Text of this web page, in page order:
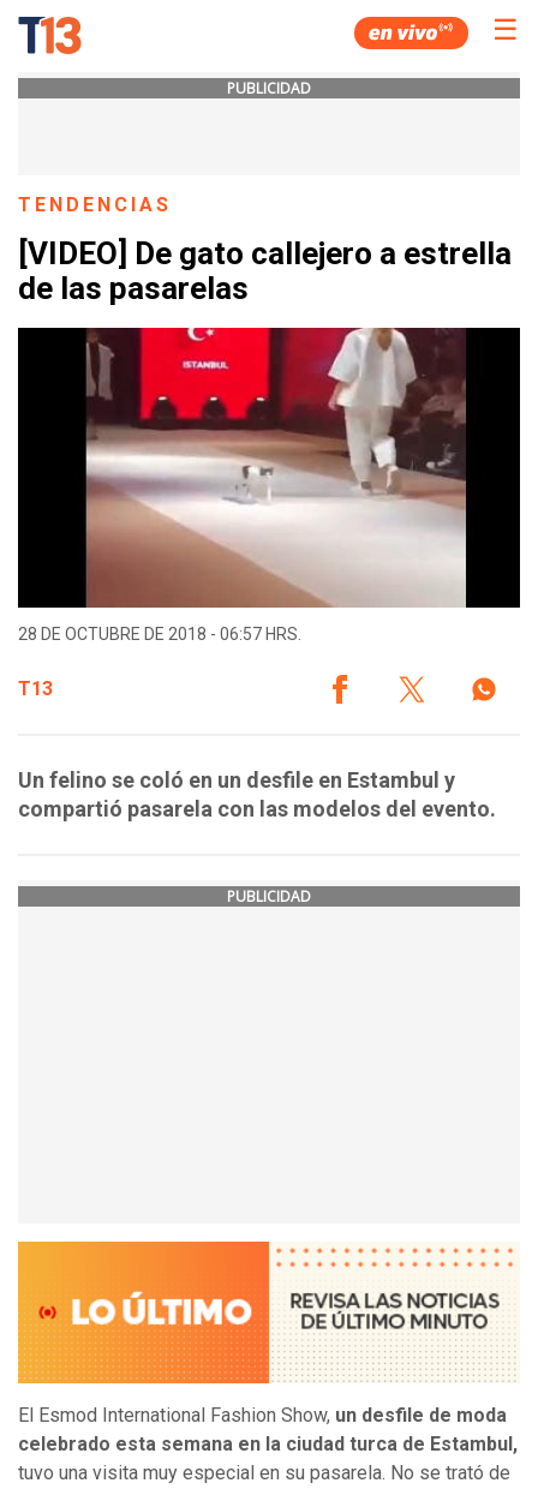
☰
PUBLICIDAD
TENDENCIAS
[VIDEO] De gato callejero a estrella
de las pasarelas
28 DE OCTUBRE DE 2018 - 06:57 HRS.
T13
Un felino se coló en un desfile en Estambul y
compartió pasarela con las modelos del evento.
PUBLICIDAD
El Esmod International Fashion Show, un desfile de moda
celebrado esta semana en la ciudad turca de Estambul,
tuvo una visita muy especial en su pasarela. No se trató de